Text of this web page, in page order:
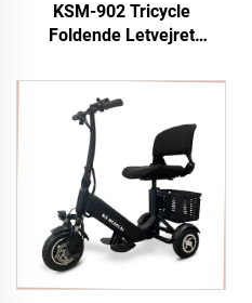
KSM-902 Tricycle
Foldende Letvejret
Tricycles Portable
Mobilitetsscooter for